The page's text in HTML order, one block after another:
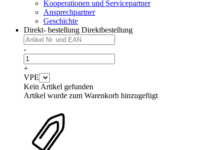
Kooperationen und Servicepartner
Ansprechpartner
Geschichte
Direkt- bestellung Direktbestellung
-
+
VPE
Kein Artikel gefunden
Artikel wurde zum Warenkorb hinzugefügt